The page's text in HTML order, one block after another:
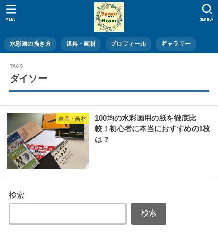
水彩画の描き方 道具・画材 プロフィール ギャラリー
SEARCH
MENU
ダイソー
道具・画材
100均の水彩画用の紙を徹底比
較！初心者に本当におすすめの1枚
は？
検索
検索